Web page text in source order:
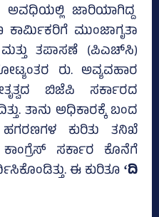
ಜಾರಿಯಾಗಿದ್ದ
ಮುಂಜಾಗೃತಾ
ತಪಾಸಣೆ (ಪಿಎಚ್‌ಸಿ)
ರು. ಅವ್ಯವಹಾರ
ಬಿಜೆಪಿ ಸರ್ಕಾರದ
ತಾನು ಅಧಿಕಾರಕ್ಕೆ ಬಂದ
ಕುರಿತು ತನಿಖೆ
ಸರ್ಕಾರ ಕೊನೆಗೆ
ಈ ಕುರಿತೂ ʻದಿ